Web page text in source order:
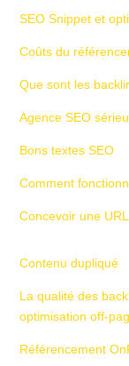
Contenu dupliqué
La qualité des
optimisation off-
Référencement
SEO Snippet et
Coûts du
Que sont les
Agence SEO
Bons textes SEO
Comment
Concevoir une